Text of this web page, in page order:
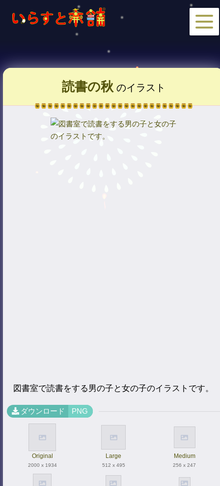
読書の秋 のイラスト
図書室で読書をする男の子と女の子のイラストです。
ダウンロード PNG
Original
2000 x 1934
Large
512 x 495
Medium
256 x 247